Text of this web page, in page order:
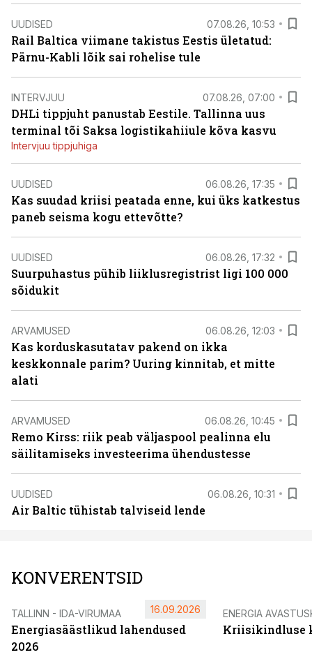
UUDISED 07.08.26, 10:53
Rail Baltica viimane takistus Eestis ületatud:
Pärnu-Kabli lõik sai rohelise tule
INTERVJUU 07.08.26, 07:00
DHLi tippjuht panustab Eestile. Tallinna uus
terminal tõi Saksa logistikahiiule kõva kasvu
Intervjuu tippjuhiga
UUDISED 06.08.26, 17:35
Kas suudad kriisi peatada enne, kui üks katkestus
paneb seisma kogu ettevõtte?
UUDISED 06.08.26, 17:32
Suurpuhastus pühib liiklusregistrist ligi 100 000
sõidukit
ARVAMUSED 06.08.26, 12:03
Kas korduskasutatav pakend on ikka
keskkonnale parim? Uuring kinnitab, et mitte
alati
ARVAMUSED 06.08.26, 10:45
Remo Kirss: riik peab väljaspool pealinna elu
säilitamiseks investeerima ühendustesse
UUDISED 06.08.26, 10:31
Air Baltic tühistab talviseid lende
KONVERENTSID
TALLINN - IDA-VIRUMAA
Energiasäästlikud lahendused
2026
16.09.2026 ENERGIA
Kriisikindluse